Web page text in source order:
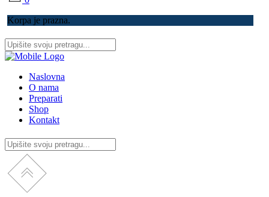
Korpa je prazna.
Naslovna
O nama
Preparati
Shop
Kontakt